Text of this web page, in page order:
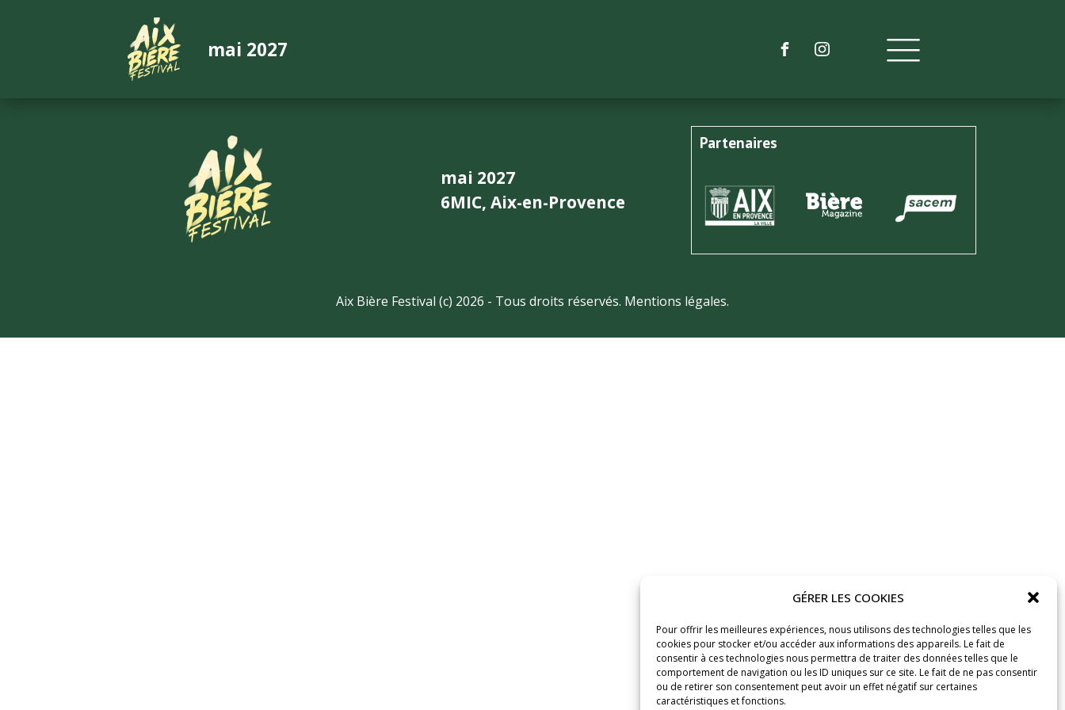
GÉRER LES COOKIES
Pour offrir les meilleures expériences, nous utilisons des technologies telles que les
cookies pour stocker et/ou accéder aux informations des appareils. Le fait de
consentir à ces technologies nous permettra de traiter des données telles que le
comportement de navigation ou les ID uniques sur ce site. Le fait de ne pas consentir
ou de retirer son consentement peut avoir un effet négatif sur certaines
caractéristiques et fonctions.
mai 2027
mai 2027
6MIC, Aix-en-Provence
Partenaires
Aix Bière Festival (c) 2026 - Tous droits réservés. Mentions légales.